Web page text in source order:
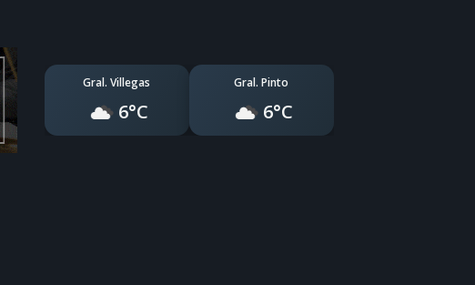
Gral. Villegas
6°C
Gral. Pinto
6°C